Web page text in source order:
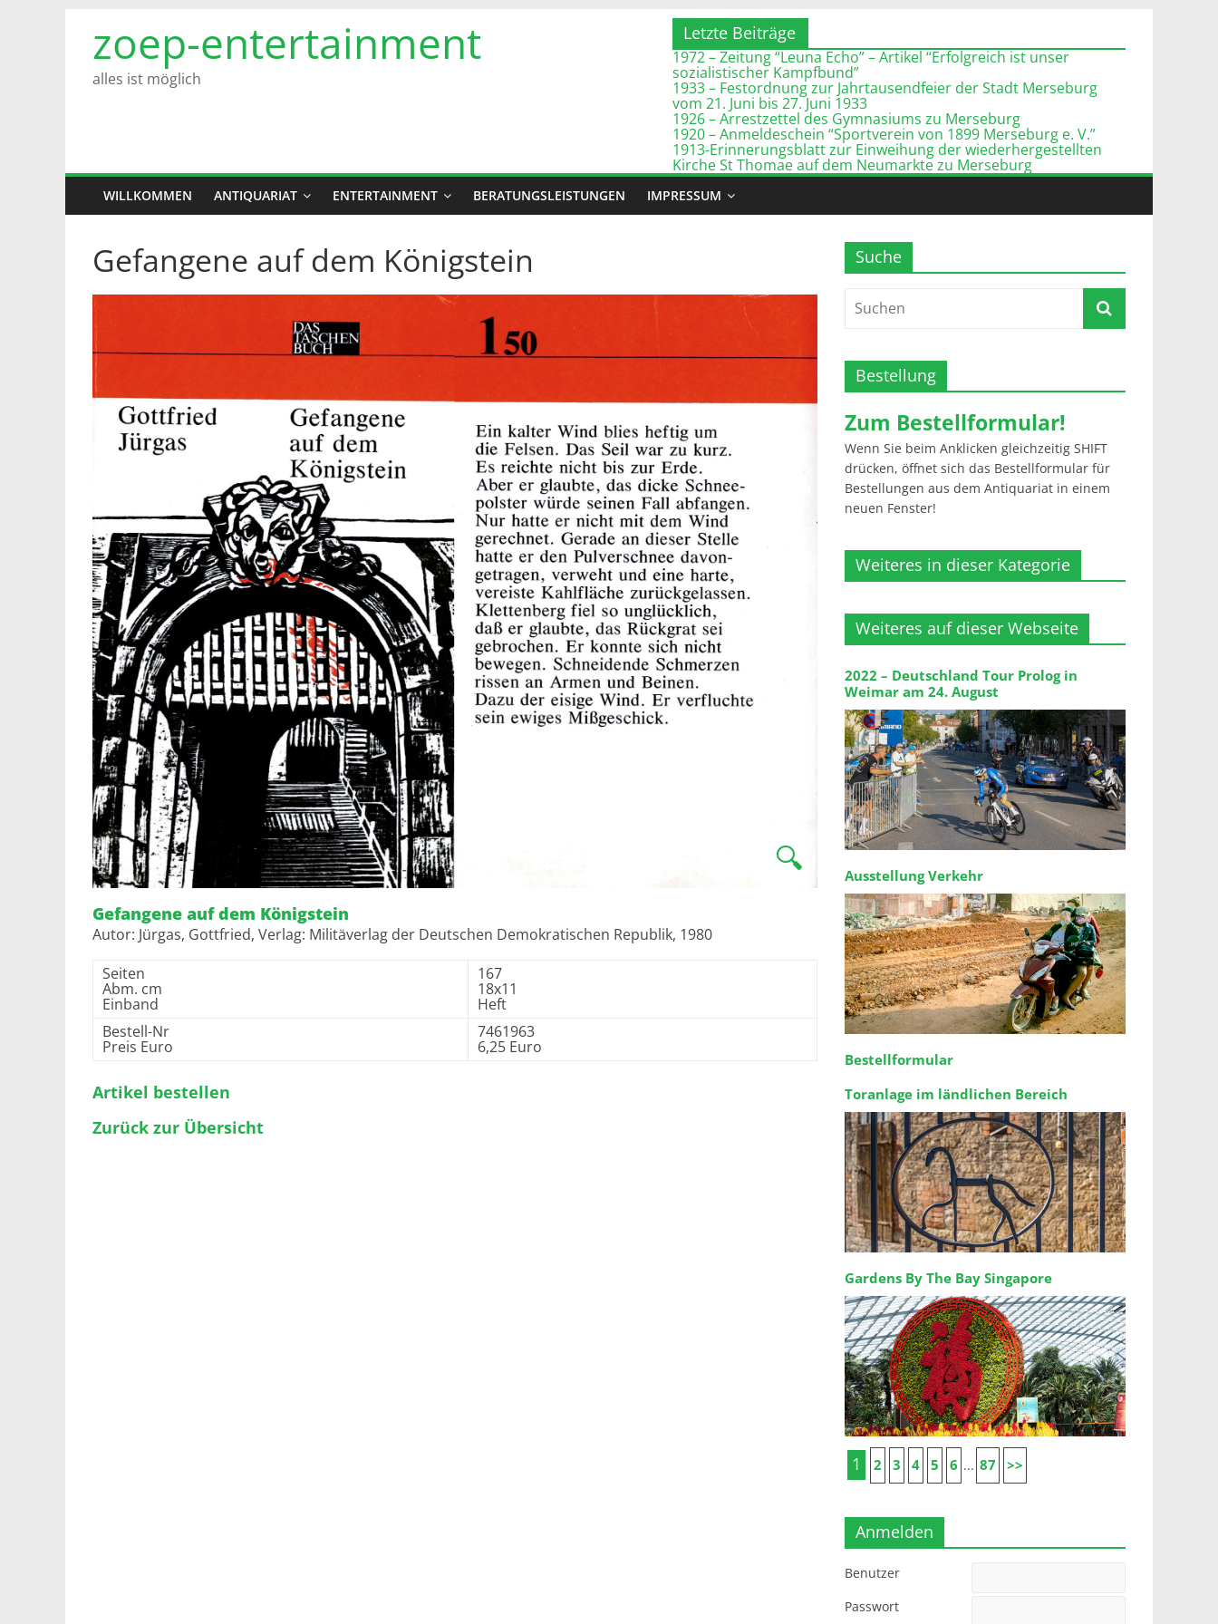
Inhalt
springen
zoep-entertainment
alles ist möglich
Letzte Beiträge
1972 – Zeitung “Leuna Echo” – Artikel “Erfolgreich ist unser
sozialistischer Kampfbund”
1933 – Festordnung zur Jahrtausendfeier der Stadt Merseburg
vom 21. Juni bis 27. Juni 1933
1926 – Arrestzettel des Gymnasiums zu Merseburg
1920 – Anmeldeschein “Sportverein von 1899 Merseburg e. V.”
1913-Erinnerungsblatt zur Einweihung der wiederhergestellten
Kirche St Thomae auf dem Neumarkte zu Merseburg
WILLKOMMEN ANTIQUARIAT ENTERTAINMENT BERATUNGSLEISTUNGEN IMPRESSUM
Gefangene auf dem Königstein
🔍
Gefangene auf dem Königstein
Autor: Jürgas, Gottfried, Verlag: Militäverlag der Deutschen Demokratischen Republik, 1980
Seiten
Abm. cm
Einband
167
18x11
Heft
Bestell-Nr
Preis Euro
7461963
6,25 Euro
Artikel bestellen
Zurück zur Übersicht
Suche
Bestellung
Zum Bestellformular!
Wenn Sie beim Anklicken gleichzeitig SHIFT
drücken, öffnet sich das Bestellformular für
Bestellungen aus dem Antiquariat in einem
neuen Fenster!
Weiteres in dieser Kategorie
Weiteres auf dieser Webseite
2022 – Deutschland Tour Prolog in
Weimar am 24. August
Ausstellung Verkehr
Bestellformular
Toranlage im ländlichen Bereich
Gardens By The Bay Singapore
1 2 3 4 5 6 ... 87 >>
Anmelden
Benutzer
Passwort